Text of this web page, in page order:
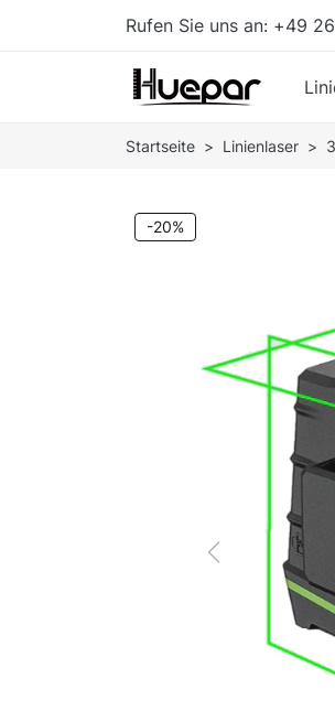
Rufen Sie uns an: +49
Startseite Linienlaser
-20%
Previous